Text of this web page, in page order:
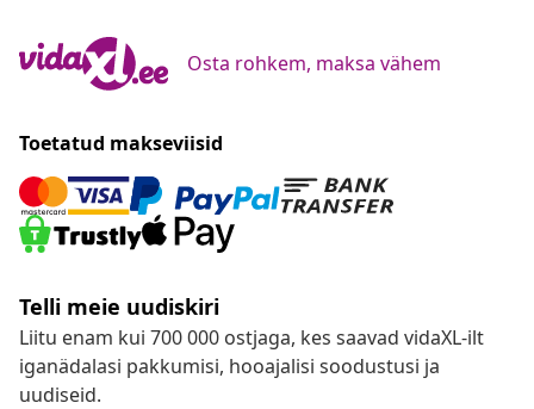
Osta rohkem, maksa vähem
Toetatud makseviisid
Telli meie uudiskiri
Liitu enam kui 700 000 ostjaga, kes saavad vidaXL-ilt
iganädalasi pakkumisi, hooajalisi soodustusi ja
uudiseid.